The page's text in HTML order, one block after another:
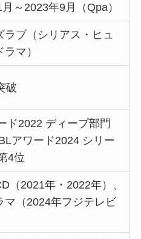
～2023年9月（Qpa）
ラブ（シリアス・ヒュ
マ）
破
ド2022 ディープ部門
アワード2024 シリー
4位
（2021年・2022年）、
マ（2024年フジテレビ